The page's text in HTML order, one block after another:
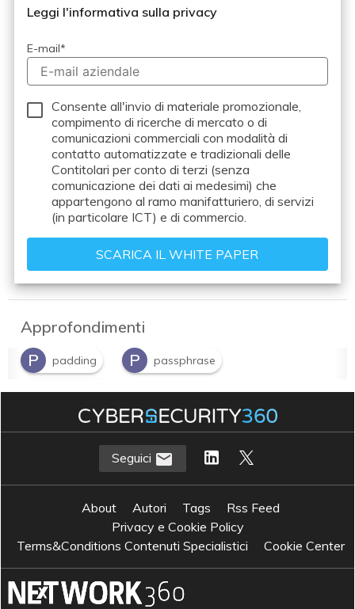
Leggi l'informativa sulla privacy
E-mail*
Consente all'invio di materiale promozionale,
compimento di ricerche di mercato o di
comunicazioni commerciali con modalità di
contatto automatizzate e tradizionali delle
Contitolari per conto di terzi (senza
comunicazione dei dati ai medesimi) che
appartengono al ramo manifatturiero, di servizi
(in particolare ICT) e di commercio.
Approfondimenti
P
padding P passphrase
P password
Seguici
About Autori Tags
Rss Feed
Privacy e Cookie Policy
Terms&Conditions Contenuti Specialistici
Cookie Center